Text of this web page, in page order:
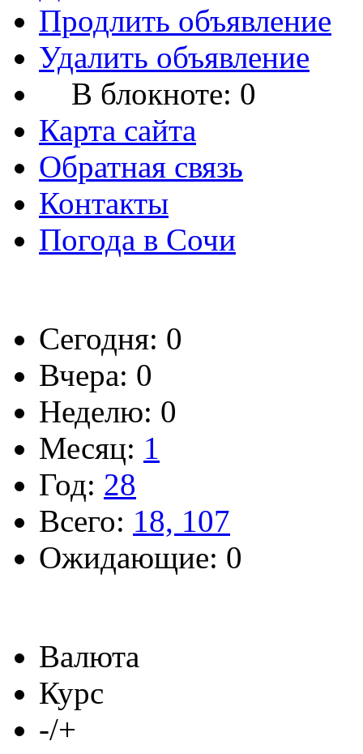
Продлить объявление
Удалить объявление
В блокноте: 0
Карта сайта
Обратная связь
Контакты
Погода в Сочи
Сегодня: 0
Вчера: 0
Неделю: 0
Месяц: 1
Год: 28
Всего: 18, 107
Ожидающие: 0
Валюта
Курс
-/+